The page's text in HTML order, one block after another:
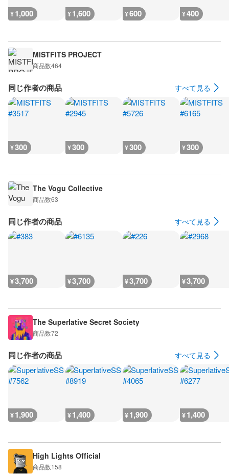
¥1,000 ¥1,600 ¥600 ¥400
MISTFITS PROJECT
商品数464
同じ作者の商品 すべて見る
¥300 ¥300 ¥300 ¥300
The Vogu Collective
商品数63
同じ作者の商品 すべて見る
¥3,700 ¥3,700 ¥3,700 ¥3,700
The Superlative Secret Society
商品数72
同じ作者の商品 すべて見る
¥1,900 ¥1,400 ¥1,900 ¥1,400
High Lights Official
商品数158